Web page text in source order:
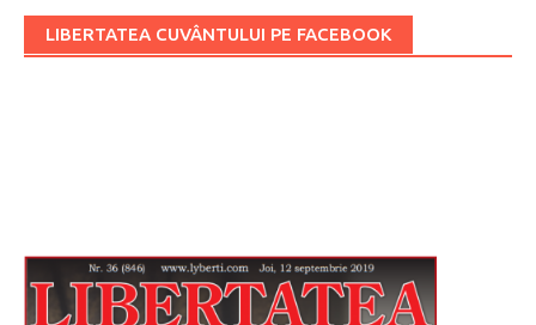
LIBERTATEA CUVÂNTULUI PE FACEBOOK